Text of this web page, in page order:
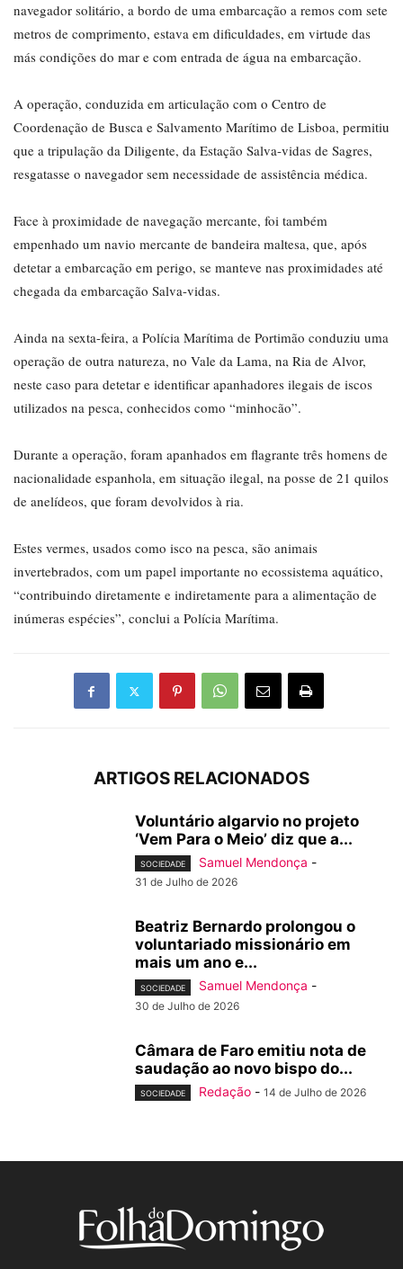
navegador solitário, a bordo de uma embarcação a remos com sete
metros de comprimento, estava em dificuldades, em virtude das
más condições do mar e com entrada de água na embarcação.
A operação, conduzida em articulação com o Centro de
Coordenação de Busca e Salvamento Marítimo de Lisboa, permitiu
que a tripulação da Diligente, da Estação Salva-vidas de Sagres,
resgatasse o navegador sem necessidade de assistência médica.
Face à proximidade de navegação mercante, foi também
empenhado um navio mercante de bandeira maltesa, que, após
detetar a embarcação em perigo, se manteve nas proximidades até
chegada da embarcação Salva-vidas.
Ainda na sexta-feira, a Polícia Marítima de Portimão conduziu uma
operação de outra natureza, no Vale da Lama, na Ria de Alvor,
neste caso para detetar e identificar apanhadores ilegais de iscos
utilizados na pesca, conhecidos como “minhocão”.
Durante a operação, foram apanhados em flagrante três homens de
nacionalidade espanhola, em situação ilegal, na posse de 21 quilos
de anelídeos, que foram devolvidos à ria.
Estes vermes, usados como isco na pesca, são animais
invertebrados, com um papel importante no ecossistema aquático,
“contribuindo diretamente e indiretamente para a alimentação de
inúmeras espécies”, conclui a Polícia Marítima.
ARTIGOS RELACIONADOS
Voluntário algarvio no projeto
‘Vem Para o Meio’ diz que a...
SOCIEDADE Samuel Mendonça -
31 de Julho de 2026
Beatriz Bernardo prolongou o
voluntariado missionário em
mais um ano e...
SOCIEDADE Samuel Mendonça -
30 de Julho de 2026
Câmara de Faro emitiu nota de
saudação ao novo bispo do...
SOCIEDADE Redação - 14 de Julho de 2026